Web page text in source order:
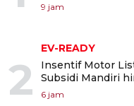
9 jam
2
EV-READY
Insentif Motor
Subsidi Mandiri
6 jam